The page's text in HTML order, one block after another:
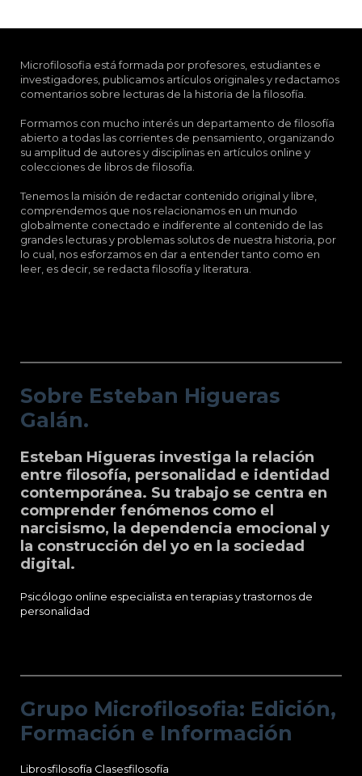
Microfilosofia está formada por profesores, estudiantes e
investigadores, publicamos artículos originales y redactamos
comentarios sobre lecturas de la historia de la filosofía.
Formamos con mucho interés un departamento de filosofía
abierto a todas las corrientes de pensamiento, organizando
su amplitud de autores y disciplinas en artículos online y
colecciones de libros de filosofía.
Tenemos la misión de redactar contenido original y libre,
comprendemos que nos relacionamos en un mundo
globalmente conectado e indiferente al contenido de las
grandes lecturas y problemas solutos de nuestra historia, por
lo cual, nos esforzamos en dar a entender tanto como en
leer, es decir, se redacta filosofía y literatura.
Sobre Esteban Higueras
Galán.
Esteban Higueras investiga la relación
entre filosofía, personalidad e identidad
contemporánea. Su trabajo se centra en
comprender fenómenos como el
narcisismo, la dependencia emocional y
la construcción del yo en la sociedad
digital.
Psicólogo online especialista en terapias y trastornos de
personalidad
Grupo Microfilosofia: Edición,
Formación e Información
Librosfilosofía Clasesfilosofía